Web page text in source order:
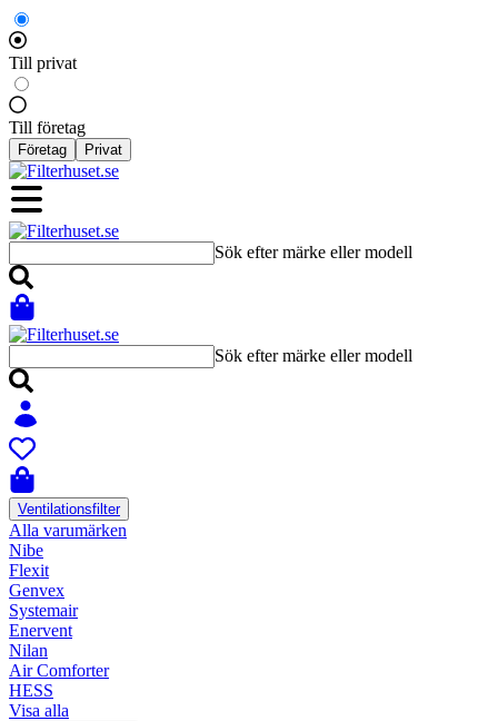
Till privat
Till företag
Företag Privat
Sök efter märke eller modell
Sök efter märke eller modell
Ventilationsfilter
Alla varumärken
Nibe
Flexit
Genvex
Systemair
Enervent
Nilan
Air Comforter
HESS
Visa alla